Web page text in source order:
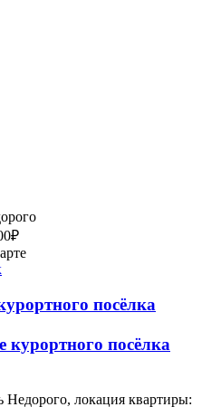
посёлка
Недорого, локация квартиры: